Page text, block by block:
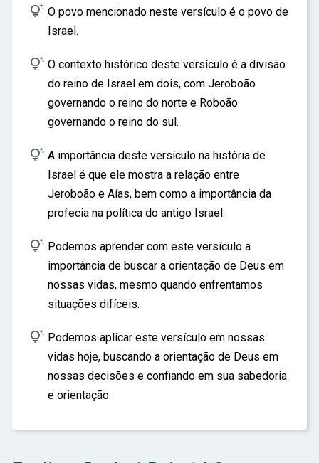
 O povo mencionado neste versículo é o povo de
Israel.
 O contexto histórico deste versículo é a divisão
do reino de Israel em dois, com Jeroboão
governando o reino do norte e Roboão
governando o reino do sul.
 A importância deste versículo na história de
Israel é que ele mostra a relação entre
Jeroboão e Aías, bem como a importância da
profecia na política do antigo Israel.
 Podemos aprender com este versículo a
importância de buscar a orientação de Deus em
nossas vidas, mesmo quando enfrentamos
situações difíceis.
 Podemos aplicar este versículo em nossas
vidas hoje, buscando a orientação de Deus em
nossas decisões e confiando em sua sabedoria
e orientação.